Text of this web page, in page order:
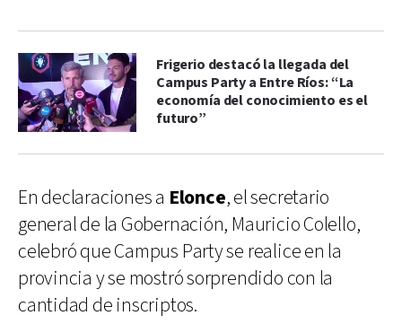
Frigerio destacó la llegada del
Campus Party a Entre Ríos: “La
economía del conocimiento es el
futuro”
En declaraciones a Elonce, el secretario
general de la Gobernación, Mauricio Colello,
celebró que Campus Party se realice en la
provincia y se mostró sorprendido con la
cantidad de inscriptos.